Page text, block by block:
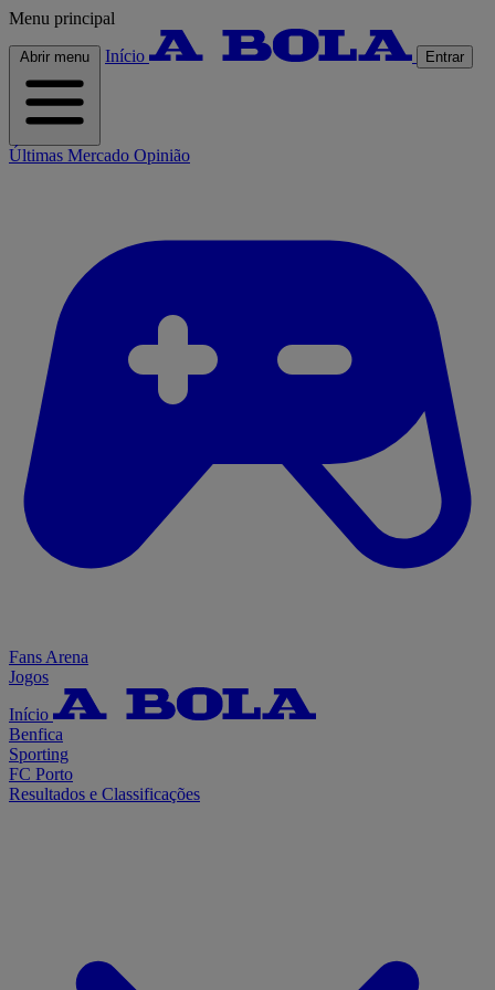
Menu principal
Abrir menu Início Entrar
Últimas Mercado Opinião
Fans Arena
Jogos
Início
Benfica
Sporting
FC Porto
Resultados e Classificações